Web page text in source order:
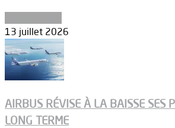
13 juillet 2026
AIRBUS RÉVISE À LA BAISSE SES
LONG TERME